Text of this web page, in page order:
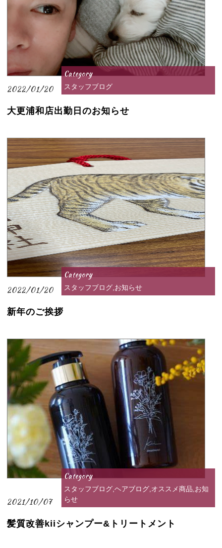
2022/01/20
Category
スタッフブログ
大更浦和店出勤日のお知らせ
2022/01/20
Category
スタッフブログ,お知らせ
新年のご挨拶
2021/10/07
Category
スタッフブログ,ヘアブログ,オススメ商品,お知
らせ
髪質改善kiiシャンプー&トリートメント